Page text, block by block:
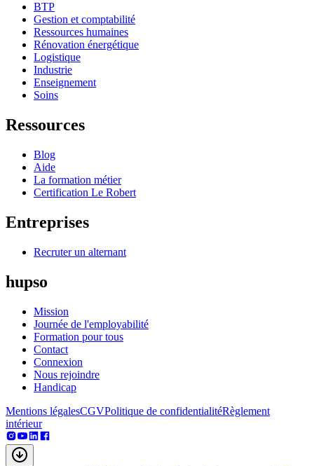
BTP
Gestion et comptabilité
Ressources humaines
Rénovation énergétique
Logistique
Industrie
Enseignement
Soins
Ressources
Blog
Aide
La formation métier
Certification Le Robert
Entreprises
Recruter un alternant
hupso
Mission
Journée de l'employabilité
Formation pour tous
Contact
Connexion
Nous rejoindre
Handicap
Mentions légalesCGVPolitique de confidentialitéRèglement
intérieur